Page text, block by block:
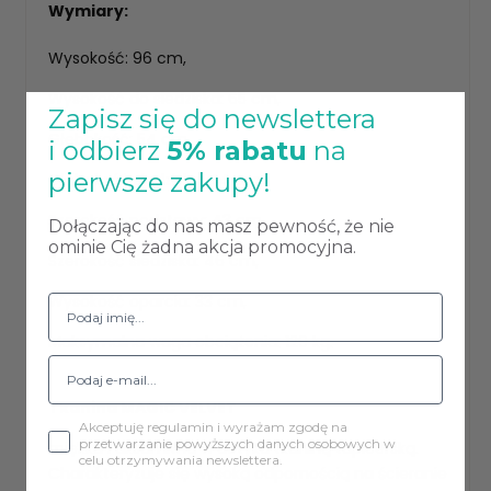
Wymiary:
Wysokość: 96 cm,
Wysokość do siedziska: 65 cm,
Głębokość: 54 cm,
Głębokość siedziska: 44 cm,
Szerokość podstawy: 43 cm,
Szerokość siedziska: 46 cm,
Wysokość oparcia: 33 cm,
Maksymalna waga obciążenia: 120 kg.
Tkanina MAGIC VELVET
miękka i aksamitna w dotyku tkaniną tapicerską.
Charakteryzuje się wysoką odpornością na ścieranie
Zapisz się do newslettera
i odbierz 5% rabatu na
pierwsze zakupy!
Dołączając do nas masz pewność, że nie
ominie Cię żadna akcja promocyjna.
Akceptuję regulamin i wyrażam zgodę na
przetwarzanie powyższych danych osobowych w
celu otrzymywania newslettera.